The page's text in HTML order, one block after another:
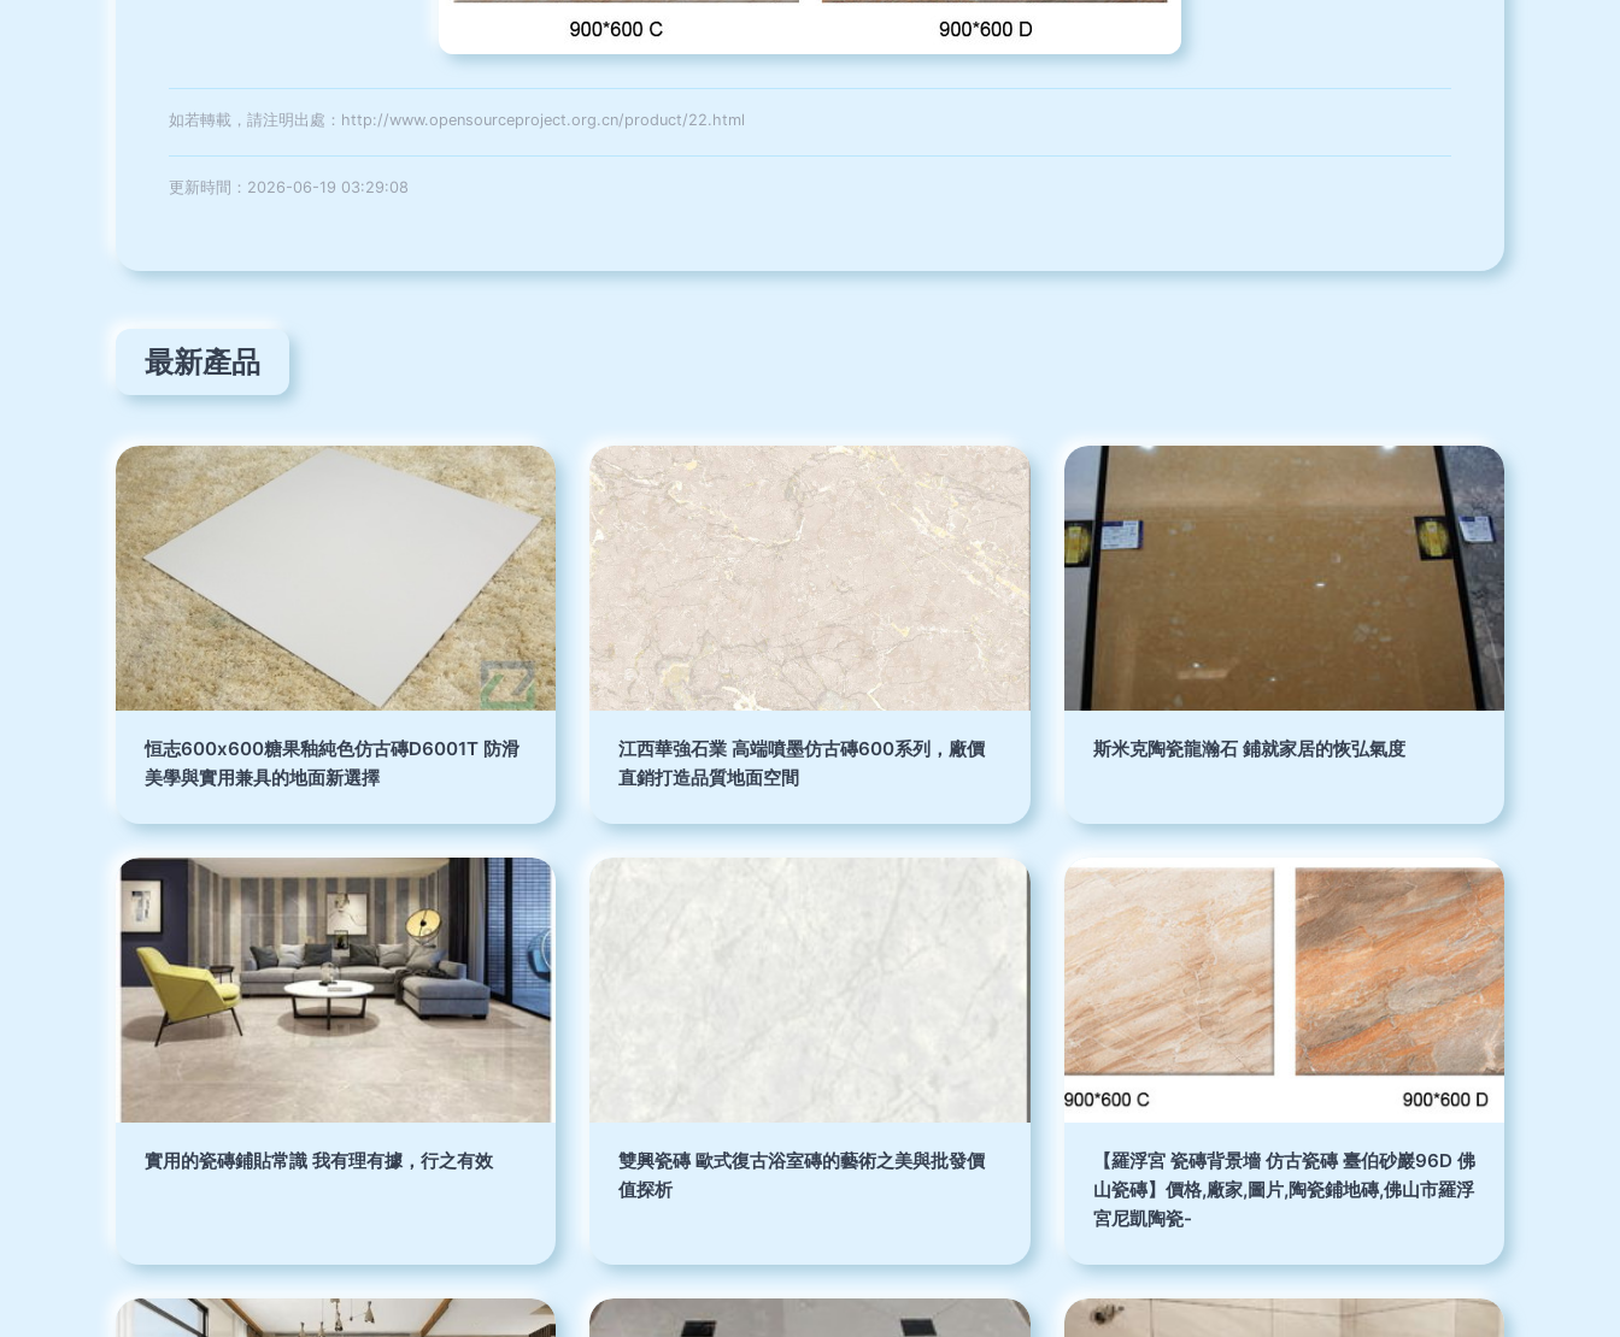
如若轉載，請注明出處：http://www.opensourceproject.org.cn/product/22.html
更新時間：2026-06-19 03:29:08
最新產品
恒志600x600糖果釉純色仿古磚D6001T 防滑
美學與實用兼具的地面新選擇
江西華強石業 高端噴墨仿古磚600系列，廠價
直銷打造品質地面空間
斯米克陶瓷龍瀚石 鋪就家居的恢弘氣度
實用的瓷磚鋪貼常識 我有理有據，行之有效
雙興瓷磚 歐式復古浴室磚的藝術之美與批發價
值探析
【羅浮宮 瓷磚背景墻 仿古瓷磚 臺伯砂巖96D 佛
山瓷磚】價格,廠家,圖片,陶瓷鋪地磚,佛山市羅浮
宮尼凱陶瓷-